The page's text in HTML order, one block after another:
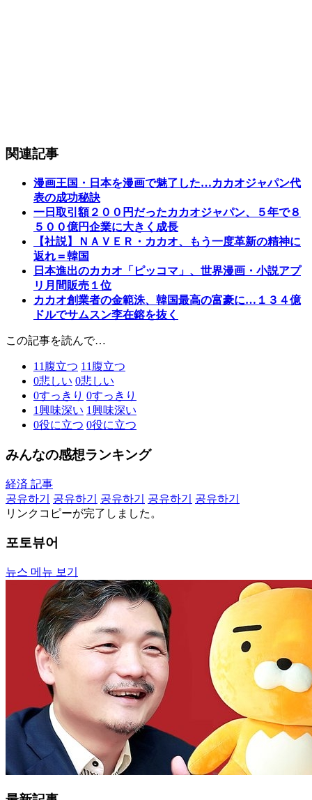
関連記事
漫画王国・日本を漫画で魅了した…カカオジャパン代
表の成功秘訣
一日取引額２００円だったカカオジャパン、５年で８
５００億円企業に大きく成長
【社説】ＮＡＶＥＲ・カカオ、もう一度革新の精神に
返れ＝韓国
日本進出のカカオ「ピッコマ」、世界漫画・小説アプ
リ月間販売１位
カカオ創業者の金範洙、韓国最高の富豪に…１３４億
ドルでサムスン李在鎔を抜く
この記事を読んで…
11 腹立つ 11 腹立つ
0悲しい 0悲しい
0すっきり 0すっきり
1興味深い 1興味深い
0役に立つ 0役に立つ
みんなの感想ランキング
経済 記事
공유하기
공유하기 공유하기 공유하기
공유하기
リンクコピーが完了しました。
포토뷰어
뉴스 메뉴 보기